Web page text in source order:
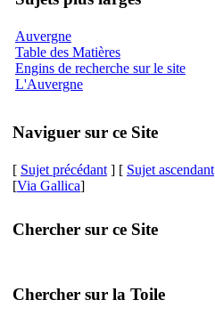
Auvergne
Table des Matières
Engins de recherche sur le site
L'Auvergne
Naviguer sur ce Site
[ Sujet précédant ] [ Sujet ascendant
[Via Gallica]
Chercher sur ce Site
Chercher sur la Toile